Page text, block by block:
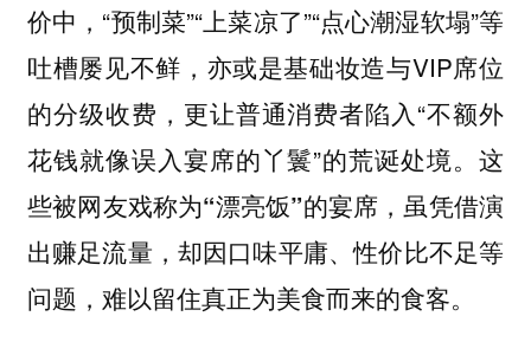
价中，“预制菜”“上菜凉了”“点心潮湿软塌”等
吐槽屡见不鲜，亦或是基础妆造与VIP席位
的分级收费，更让普通消费者陷入“不额外
花钱就像误入宴席的丫鬟”的荒诞处境。这
些被网友戏称为“漂亮饭”的宴席，虽凭借演
出赚足流量，却因口味平庸、性价比不足等
问题，难以留住真正为美食而来的食客。